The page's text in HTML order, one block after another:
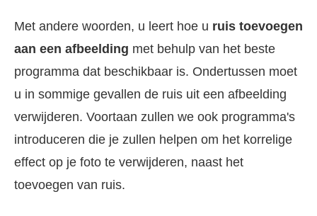
Met andere woorden, u leert hoe u ruis toevoegen
aan een afbeelding met behulp van het beste
programma dat beschikbaar is. Ondertussen moet
u in sommige gevallen de ruis uit een afbeelding
verwijderen. Voortaan zullen we ook programma's
introduceren die je zullen helpen om het korrelige
effect op je foto te verwijderen, naast het
toevoegen van ruis.